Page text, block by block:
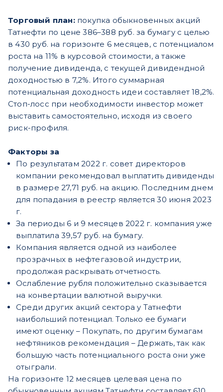
Торговый план: покупка обыкновенных акций
Татнефти по цене 386–388 руб. за бумагу с целью
в 430 руб. на горизонте 6 месяцев, с потенциалом
роста на 11% в курсовой стоимости, а также
получение дивиденда, с текущей дивидендной
доходностью в 7,2%. Итого суммарная
потенциальная доходность идеи составляет 18,2%.
Стоп-лосс при необходимости инвестор может
выставить самостоятельно, исходя из своего
риск-профиля.
Факторы за
По результатам 2022 г. совет директоров
компании рекомендовал выплатить дивиденды
в размере 27,71 руб. на акцию. Последним днем
для попадания в реестр является 30 июня 2023
г.
За периоды 6 и 9 месяцев 2022 г. компания уже
выплатила 39,57 руб. на бумагу.
Компания является одной из наиболее
прозрачных в нефтегазовой индустрии,
продолжая раскрывать отчетность.
Ослабление рубля положительно сказывается
на конвертации валютной выручки.
Среди других акций сектора у Татнефти
наибольший потенциал. Только ее бумаги
имеют оценку – Покупать, по другим бумагам
нефтяников рекомендация – Держать, так как
большую часть потенциального роста они уже
отыграли.
На горизонте 12 месяцев целевая цена по